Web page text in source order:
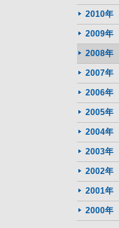
2010年
2009年
2008年
2007年
2006年
2005年
2004年
2003年
2002年
2001年
2000年